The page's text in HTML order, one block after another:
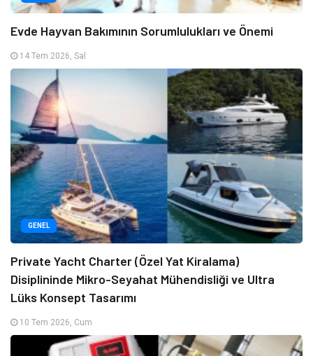
Evde Hayvan Bakımının Sorumlulukları ve Önemi
14 Tem 2026, Sal
GENEL
Private Yacht Charter (Özel Yat Kiralama)
Disiplininde Mikro-Seyahat Mühendisliği ve Ultra
Lüks Konsept Tasarımı
10 Tem 2026, Cum